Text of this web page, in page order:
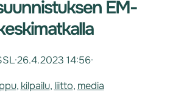
EM-
·26.4.2023 14:56·
, kilpailu, liitto, media